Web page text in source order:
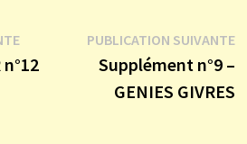
Publication
précédente :
n°12
PUBLICATION SUIVANTE
Supplément n°9 –
GENIES GIVRES